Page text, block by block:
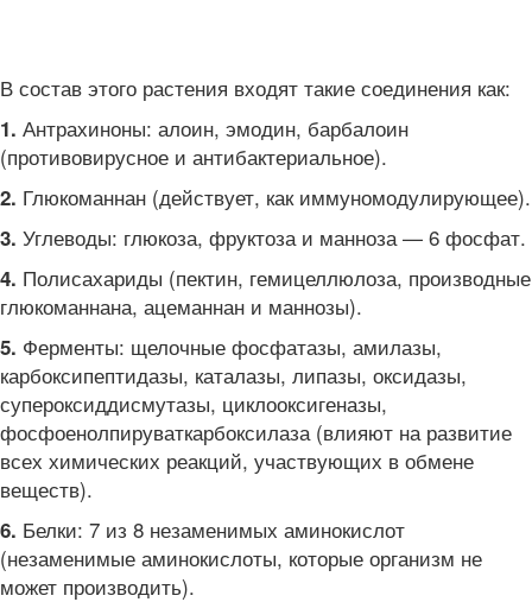
В состав этого растения входят такие соединения как:
1. Антрахиноны: алоин, эмодин, барбалоин
(противовирусное и антибактериальное).
2. Глюкоманнан (действует, как иммуномодулирующее).
3. Углеводы: глюкоза, фруктоза и манноза — 6 фосфат.
4. Полисахариды (пектин, гемицеллюлоза, производные
глюкоманнана, ацеманнан и маннозы).
5. Ферменты: щелочные фосфатазы, амилазы,
карбоксипептидазы, каталазы, липазы, оксидазы,
супероксиддисмутазы, циклооксигеназы,
фосфоенолпируваткарбоксилаза (влияют на развитие
всех химических реакций, участвующих в обмене
веществ).
6. Белки: 7 из 8 незаменимых аминокислот
(незаменимые аминокислоты, которые организм не
может производить).